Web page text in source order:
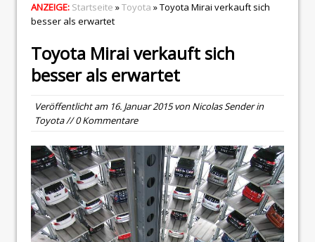
ANZEIGE: Startseite »Toyota » Toyota Mirai verkauft sich
besser als erwartet
Toyota Mirai verkauft sich
besser als erwartet
Veröffentlicht am 16. Januar 2015vonNicolas Senderin
Toyota// 0 Kommentare